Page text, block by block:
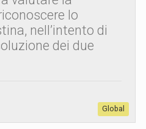
lo
nell’intento di
dei due
Global